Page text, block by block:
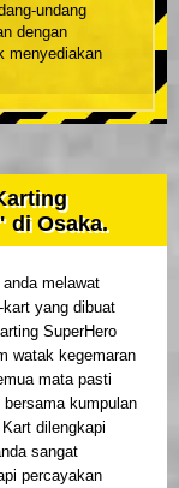
undang
dengan
menyediakan
di Osaka.
melawat
yang dibuat
SuperHero
watak kegemaran
mata pasti
kumpulan
dilengkapi
sangat
percayakan